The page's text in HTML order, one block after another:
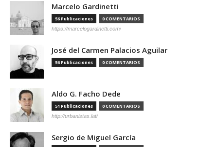
Marcelo Gardinetti
56 Publicaciones 0 COMENTARIOS
https://marcelogardinetti.com/
José del Carmen Palacios Aguilar
56 Publicaciones 0 COMENTARIOS
Aldo G. Facho Dede
51 Publicaciones 0 COMENTARIOS
http://urbanistas.lat/
Sergio de Miguel García